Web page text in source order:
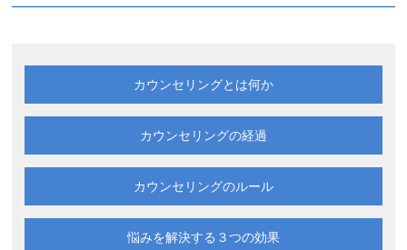
カウンセリングとは何か
カウンセリングの経過
カウンセリングのルール
悩みを解決する ３つの効果